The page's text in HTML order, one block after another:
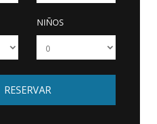
NIÑOS
RESERVAR